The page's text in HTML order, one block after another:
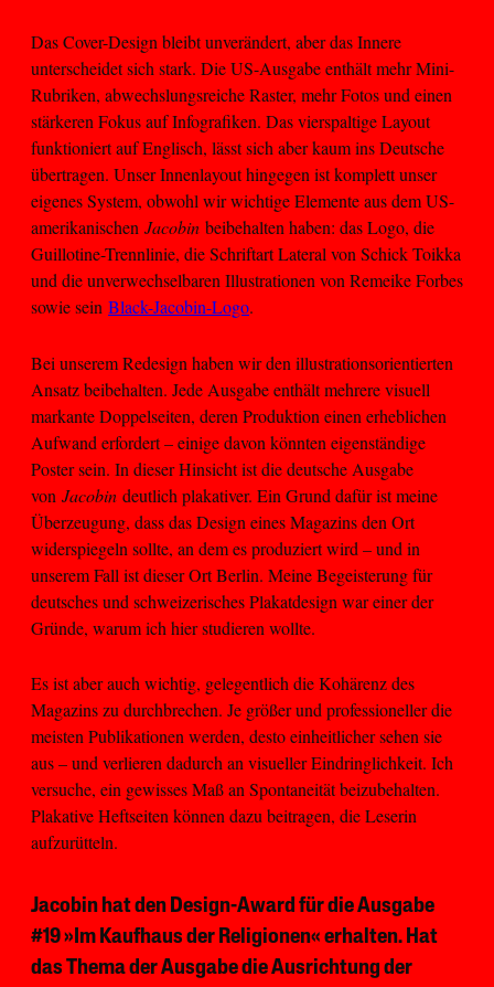
Das Cover-Design bleibt unverändert, aber das Innere
unterscheidet sich stark. Die US-Ausgabe enthält mehr Mini-
Rubriken, abwechslungsreiche Raster, mehr Fotos und einen
stärkeren Fokus auf Infografiken. Das vierspaltige Layout
funktioniert auf Englisch, lässt sich aber kaum ins Deutsche
übertragen. Unser Innenlayout hingegen ist komplett unser
eigenes System, obwohl wir wichtige Elemente aus dem US-
amerikanischen Jacobin beibehalten haben: das Logo, die
Guillotine-Trennlinie, die Schriftart Lateral von Schick Toikka
und die unverwechselbaren Illustrationen von Remeike Forbes
sowie sein Black-Jacobin-Logo.
Bei unserem Redesign haben wir den illustrationsorientierten
Ansatz beibehalten. Jede Ausgabe enthält mehrere visuell
markante Doppelseiten, deren Produktion einen erheblichen
Aufwand erfordert – einige davon könnten eigenständige
Poster sein. In dieser Hinsicht ist die deutsche Ausgabe
von Jacobin deutlich plakativer. Ein Grund dafür ist meine
Überzeugung, dass das Design eines Magazins den Ort
widerspiegeln sollte, an dem es produziert wird – und in
unserem Fall ist dieser Ort Berlin. Meine Begeisterung für
deutsches und schweizerisches Plakatdesign war einer der
Gründe, warum ich hier studieren wollte.
Es ist aber auch wichtig, gelegentlich die Kohärenz des
Magazins zu durchbrechen. Je größer und professioneller die
meisten Publikationen werden, desto einheitlicher sehen sie
aus – und verlieren dadurch an visueller Eindringlichkeit. Ich
versuche, ein gewisses Maß an Spontaneität beizubehalten.
Plakative Heftseiten können dazu beitragen, die Leserin
aufzurütteln.
Jacobin hat den Design-Award für die Ausgabe
#19 »Im Kaufhaus der Religionen« erhalten. Hat
das Thema der Ausgabe die Ausrichtung der